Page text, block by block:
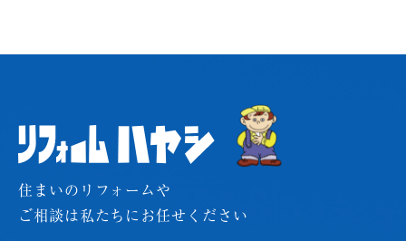
住まいのリフォームや
ご相談は私たちにお任せください